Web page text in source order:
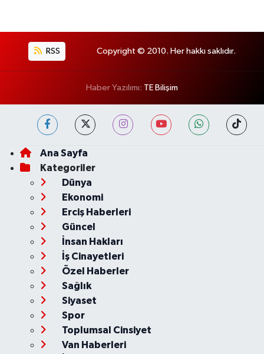
RSS Copyright © 2010. Her hakkı saklıdır.
Haber Yazılımı: TE Bilişim
Ana Sayfa
Kategoriler
Dünya
Ekonomi
Erciş Haberleri
Güncel
İnsan Hakları
İş Cinayetleri
Özel Haberler
Sağlık
Siyaset
Spor
Toplumsal Cinsiyet
Van Haberleri